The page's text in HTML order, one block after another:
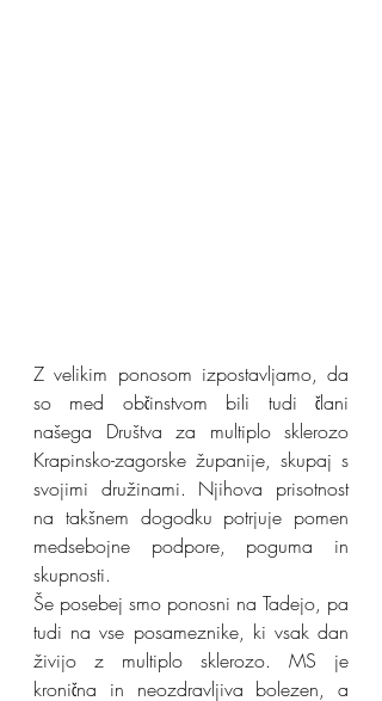
Z velikim ponosom izpostavljamo, da
so med občinstvom bili tudi člani
našega Društva za multiplo sklerozo
Krapinsko-zagorske županije, skupaj s
svojimi družinami. Njihova prisotnost
na takšnem dogodku potrjuje pomen
medsebojne podpore, poguma in
skupnosti.
Še posebej smo ponosni na Tadejo, pa
tudi na vse posameznike, ki vsak dan
živijo z multiplo sklerozo. MS je
kronična in neozdravljiva bolezen, a